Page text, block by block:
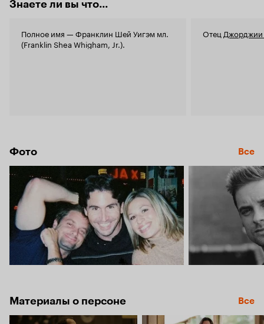
Знаете ли вы что...
Полное имя — Франклин Шей Уигэм мл.
(Franklin Shea Whigham, Jr.).
Отец Джорджии
Фото Все
Материалы о персоне Все